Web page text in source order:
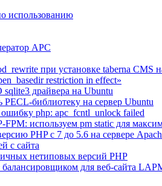
использованию
APC
при установке taberna CMS
restriction in effect»
sqlite3 драйвера на Ubuntu
PECL-библиотеку на сервер Ubuntu
php: apc_fcntl_unlock failed
FPM: используем pm static для
PHP c 7 до 5.6 на сервере
с сайта
нетиповых версий PHP
балансировщиком для веб-сайта